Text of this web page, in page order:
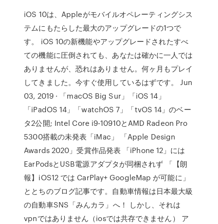
iOS 10は、Appleがモバイルオペレーティングシス
テムにもたらした最大のアップグレードの1つで
す。 iOS 10の新機能やアップグレードされたすべ
ての機能に圧倒されても、あなたは確かに一人では
ありませんが、恐れはありません。何ヶ月もプレイ
してきました。今すぐ使用しているはずです。 Jun
03, 2019 · 「macOS Big Sur」「iOS 14」
「iPadOS 14」「watchOS 7」「tvOS 14」のベー
タ2公開; Intel Core i9-10910とAMD Radeon Pro
5300搭載の未発表「iMac」 「Apple Design
Awards 2020」受賞作品発表 「iPhone 12」には
EarPodsとUSB電源アダプタが同梱されず 「【朗
報】iOS12 では CarPlay+ GoogleMap が可能に」
ととちのブログ記事です。自動車情報は日本最大級
の自動車SNS「みんカラ」へ！ しかし、それは
vpnではありません（iosでは共存できません） ア